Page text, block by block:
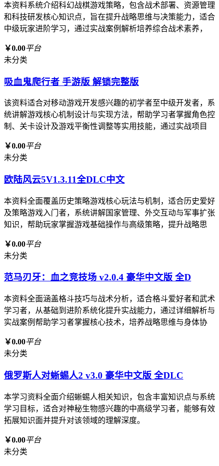
本资料系统介绍科幻战棋游戏策略，包含战术部署、资源管理
和科技研发核心知识点，旨在提升战略思维与决策能力，适合
中级玩家进阶学习，通过实战案例解析培养综合战术素养，
￥0.00平台
未分类
吸血鬼爬行者 手游版 解锁完整版
该资料适合对移动游戏开发感兴趣的初学者至中级开发者，系
统讲解游戏核心机制设计与实现方法，帮助学习者掌握角色控
制、关卡设计及游戏平衡性调整等实用技能，通过实战项目
￥0.00平台
未分类
欧陆风云5V1.3.11全DLC中文
本资料全面覆盖历史策略游戏核心玩法与机制，适合历史爱好
及策略游戏入门者，系统讲解国家管理、外交互动与军事扩张
知识，帮助玩家掌握游戏基础操作与高级策略，提升战略思
￥0.00平台
未分类
范马刃牙：血之竞技场 v2.0.4 豪华中文版 全D
本资料全面涵盖格斗技巧与战术分析，适合格斗爱好者和武术
学习者，从基础到进阶系统化提升实战能力，通过详细解析与
实战案例帮助学习者掌握核心技术，培养战略思维与身体协
￥0.00平台
未分类
俄罗斯人对蜥蜴人2 v3.0 豪华中文版 全DLC
本学习资料全面介绍蜥蜴人相关知识，包含丰富知识点与系统
学习目标，适合对神秘生物感兴趣的中高级学习者，能够有效
拓展知识面并提升对该领域的理解深度。
￥0.00平台
未分类